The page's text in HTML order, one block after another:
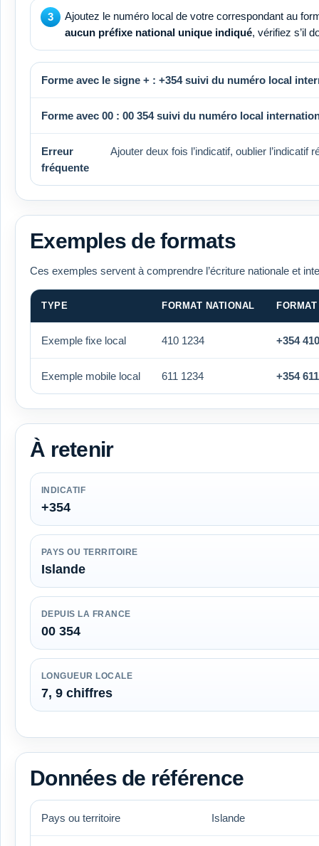
Ajoutez le numéro local de votre correspondant au
aucun préfixe national unique indiqué, vérifiez s’il
Forme avec le signe + : +354suivi du numéro local
Forme avec 00 : 00 354suivi du numéro local
Erreur
fréquente
Ajouter deux fois l’indicatif, oublier
Exemples de formats
Ces exemples servent à comprendre l’écriture nationale et
TYPE FORMAT NATIONAL
Exemple fixe local 410 1234 +354
Exemple mobile local 611 1234 +354
À retenir
INDICATIF
+354
PAYS OU TERRITOIRE
Islande
DEPUIS LA FRANCE
00 354
LONGUEUR LOCALE
7, 9 chiffres
Données de référence
Pays ou territoire Islande